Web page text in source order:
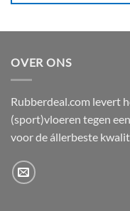
OVER ONS
Rubberdeal.com levert
(sport)vloeren tegen
voor de állerbeste